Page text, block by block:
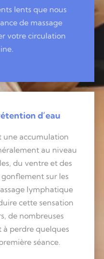
lents que nous
de massage
votre circulation
d’eau
une accumulation
au niveau
du ventre et des
sur les
lymphatique
cette sensation
de nombreuses
à perdre quelques
séance.